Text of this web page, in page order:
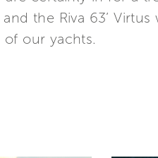
and the Riva 63’
our yachts.